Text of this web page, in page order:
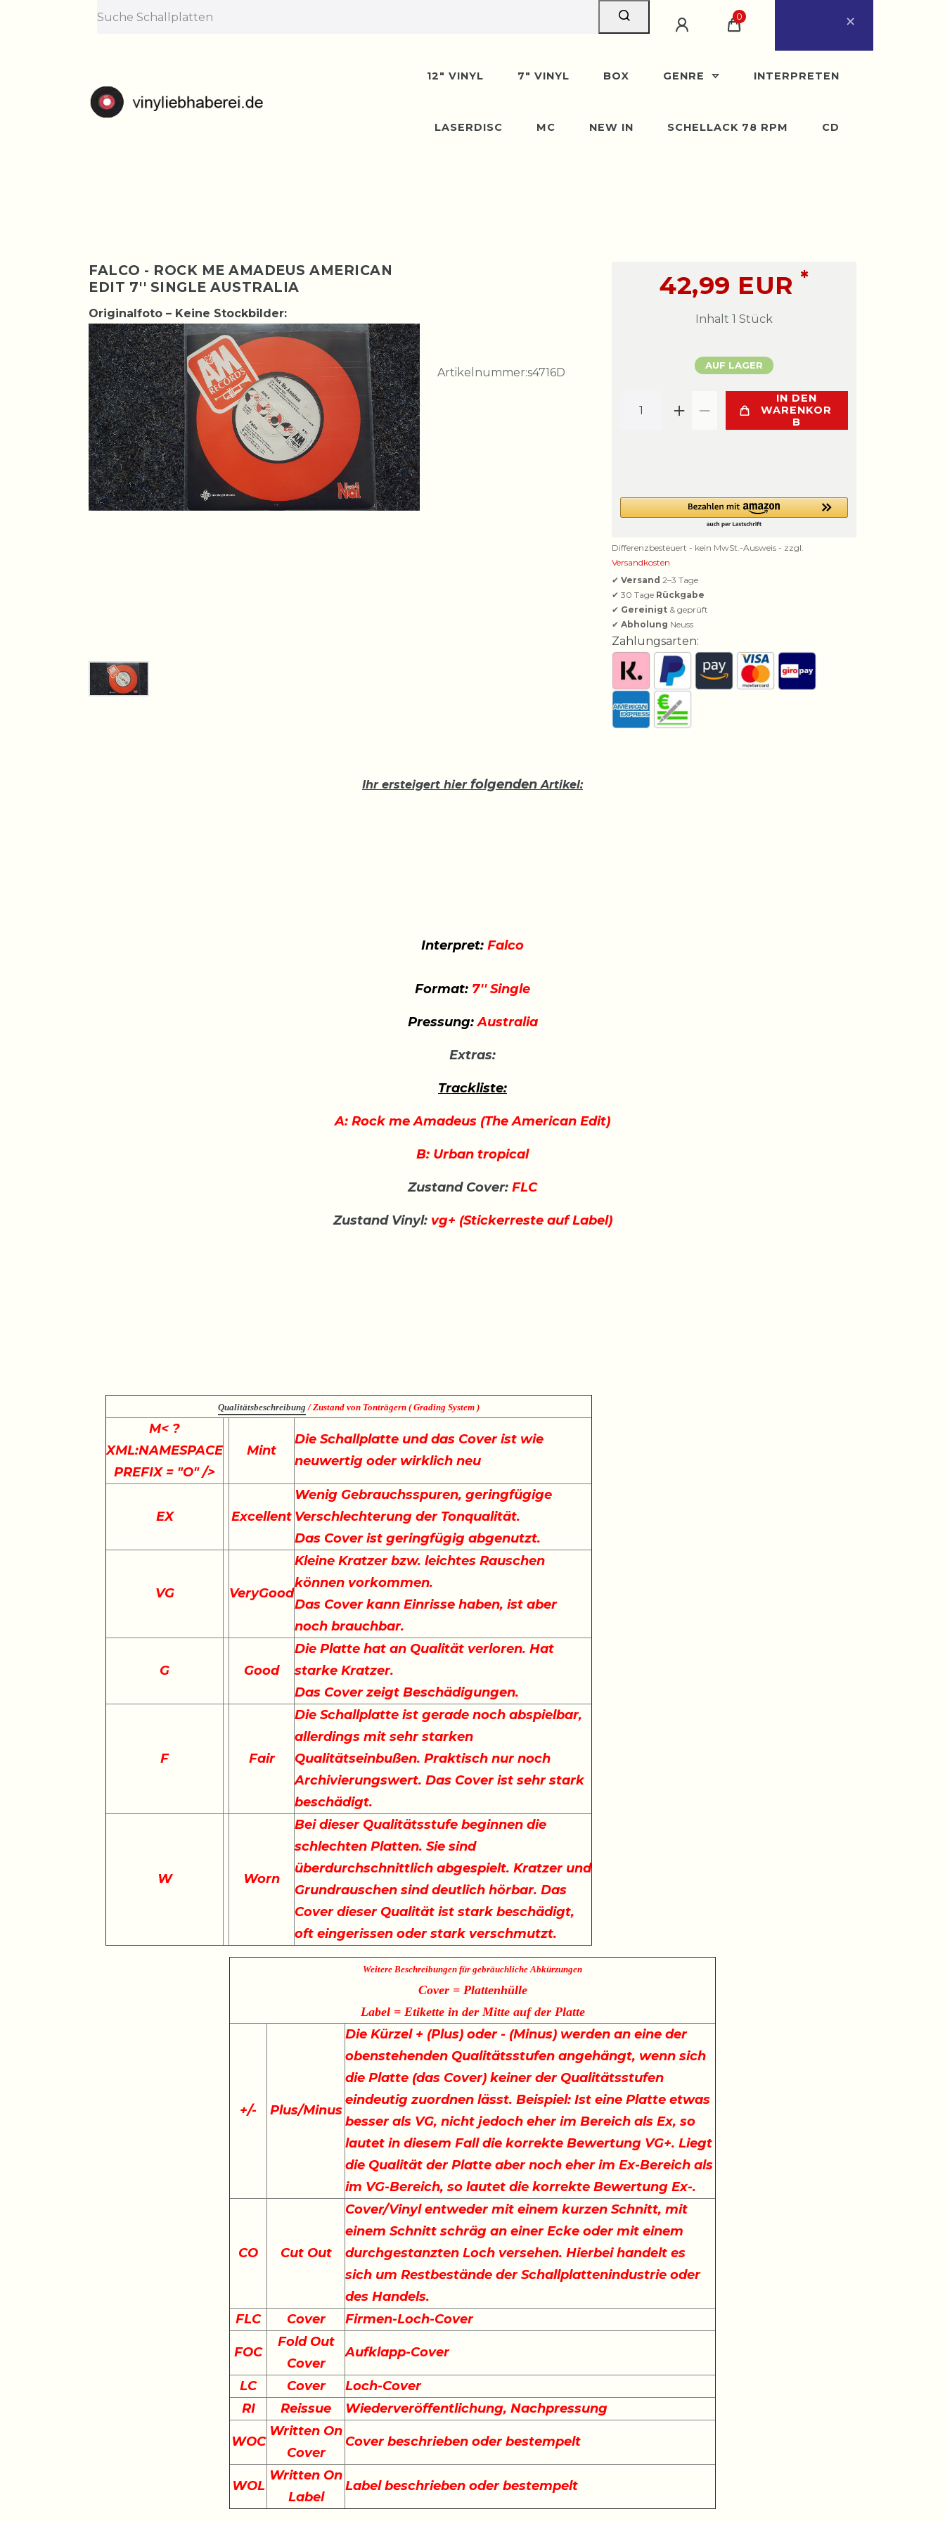
Lieferpause vom 10. bis 29. August
August. Danke für euer Verständnis!
×
0
12" VINYL 7" VINYL BOX GENRE INTERPRETEN
LASERDISC MC NEW IN SCHELLACK 78 RPM CD
FALCO - ROCK ME AMADEUS AMERICAN
EDIT 7'' SINGLE AUSTRALIA
Originalfoto – Keine Stockbilder:
Artikelnummer:s4716D
42,99 EUR*
Inhalt 1 Stück
AUF LAGER
IN DEN
WARENKOR
B
Differenzbesteuert - kein MwSt.-Ausweis - zzgl.
Versandkosten
✔ Versand 2–3 Tage
✔ 30 Tage Rückgabe
✔ Gereinigt & geprüft
✔ Abholung Neuss
Zahlungsarten:
Ihr ersteigert hier folgenden Artikel:
Interpret: Falco
Format: 7'' Single
Pressung:Australia
Extras:
Trackliste:
A: Rock me Amadeus (The American Edit)
B: Urban tropical
Zustand Cover: FLC
Zustand Vinyl:vg+ (Stickerreste auf Label)
Qualitätsbeschreibung / Zustand von Tonträgern ( Grading System )
M< ?
XML:NAMESPACE
PREFIX = "O" />
Mint
Die Schallplatte und das Cover ist wie
neuwertig oder wirklich neu
EX Excellent
Wenig Gebrauchsspuren, geringfügige
Verschlechterung der Tonqualität.
Das Cover ist geringfügig abgenutzt.
VG VeryGood
Kleine Kratzer bzw. leichtes Rauschen
können vorkommen.
Das Cover kann Einrisse haben, ist aber
noch brauchbar.
G Good
Die Platte hat an Qualität verloren. Hat
starke Kratzer.
Das Cover zeigt Beschädigungen.
F Fair
Die Schallplatte ist gerade noch abspielbar,
allerdings mit sehr starken
Qualitätseinbußen. Praktisch nur noch
Archivierungswert. Das Cover ist sehr stark
beschädigt.
W Worn
Bei dieser Qualitätsstufe beginnen die
schlechten Platten. Sie sind
überdurchschnittlich abgespielt. Kratzer und
Grundrauschen sind deutlich hörbar. Das
Cover dieser Qualität ist stark beschädigt,
oft eingerissen oder stark verschmutzt.
Weitere Beschreibungen für gebräuchliche Abkürzungen
Cover = Plattenhülle
Label = Etikette in der Mitte auf der Platte
+/- Plus/Minus
Die Kürzel + (Plus) oder - (Minus) werden an eine der
obenstehenden Qualitätsstufen angehängt, wenn sich
die Platte (das Cover) keiner der Qualitätsstufen
eindeutig zuordnen lässt. Beispiel: Ist eine Platte etwas
besser als VG, nicht jedoch eher im Bereich als Ex, so
lautet in diesem Fall die korrekte Bewertung VG+. Liegt
die Qualität der Platte aber noch eher im Ex-Bereich als
im VG-Bereich, so lautet die korrekte Bewertung Ex-.
CO Cut Out
Cover/Vinyl entweder mit einem kurzen Schnitt, mit
einem Schnitt schräg an einer Ecke oder mit einem
durchgestanzten Loch versehen. Hierbei handelt es
sich um Restbestände der Schallplattenindustrie oder
des Handels.
FLC
Cover Firmen-Loch-Cover
FOC
Fold Out
Cover
Aufklapp-Cover
LC Cover
Loch-Cover
RI
Reissue Wiederveröffentlichung, Nachpressung
WOC
Written On
Cover
Cover beschrieben oder bestempelt
WOL
Written On
Label
Label beschrieben oder bestempelt